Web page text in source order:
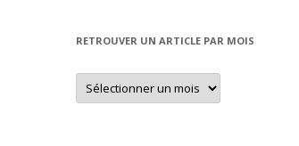
RETROUVER UN ARTICLE PAR MOIS
Retrouver
un
article